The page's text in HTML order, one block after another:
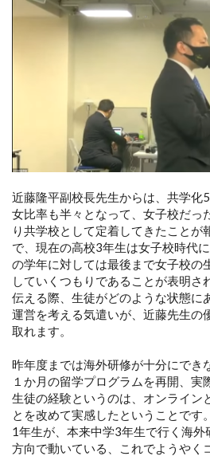
近藤隆平副校長先生からは、共学化
女比率も半々となって、女子校だっ
り共学校として定着してきたことが
で、現在の高校3年生は女子校時代
の学年に対しては最後まで女子校の
していくつもりであることが表明さ
伝える際、生徒がどのような状態に
運営を考える気遣いが、近藤先生の
取れます。
昨年度までは海外研修が十分にでき
１か月の留学プログラムを再開、実
生徒の経験というのは、オンライン
とを改めて実感したということです
1年生が、本来中学3年生で行く海
方向で動いている、これでようやく